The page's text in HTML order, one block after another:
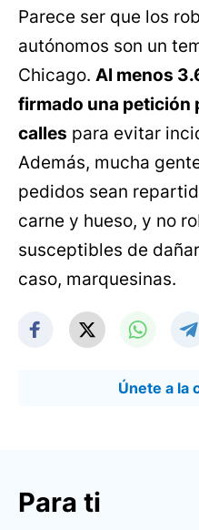
Parece ser que los
autónomos son un
Chicago. Al menos
firmado una petición
calles para evitar
Además, mucha
pedidos sean
carne y hueso, y no
susceptibles de
caso, marquesinas.
Únete a la
Para ti